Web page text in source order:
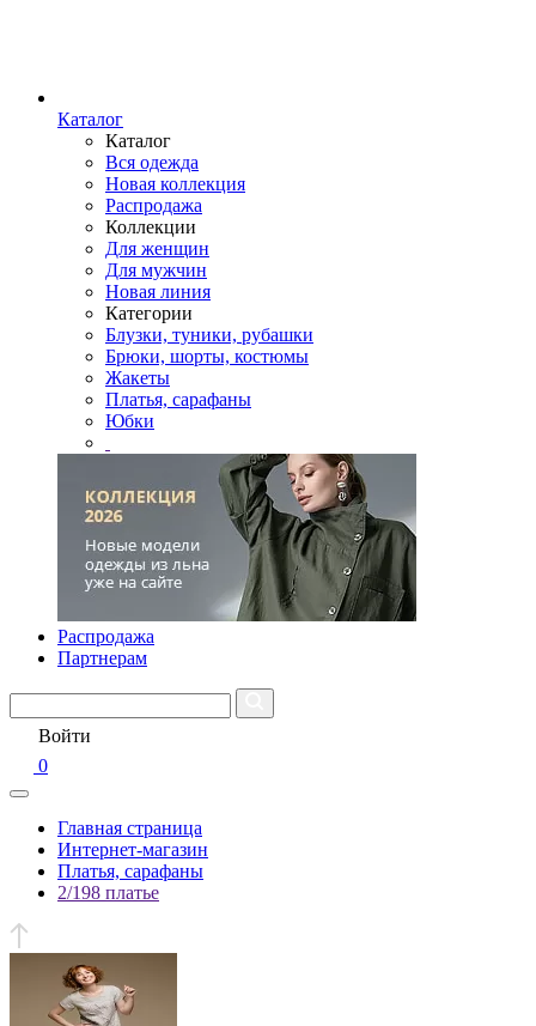
Каталог
Каталог
Вся одежда
Новая коллекция
Распродажа
Коллекции
Для женщин
Для мужчин
Новая линия
Категории
Блузки, туники, рубашки
Брюки, шорты, костюмы
Жакеты
Платья, сарафаны
Юбки
Распродажа
Партнерам
Войти
0
Главная страница
Интернет-магазин
Платья, сарафаны
2/198 платье